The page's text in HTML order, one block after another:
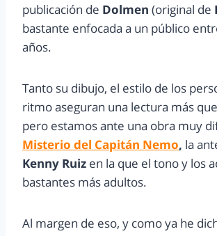
publicación de Dolmen (original de
bastante enfocada a un público
años.
Tanto su dibujo, el estilo de los
ritmo aseguran una lectura más
pero estamos ante una obra muy
Misterio del Capitán Nemo, la
Kenny Ruiz en la que el tono y los
bastantes más adultos.
Al margen de eso, y como ya he